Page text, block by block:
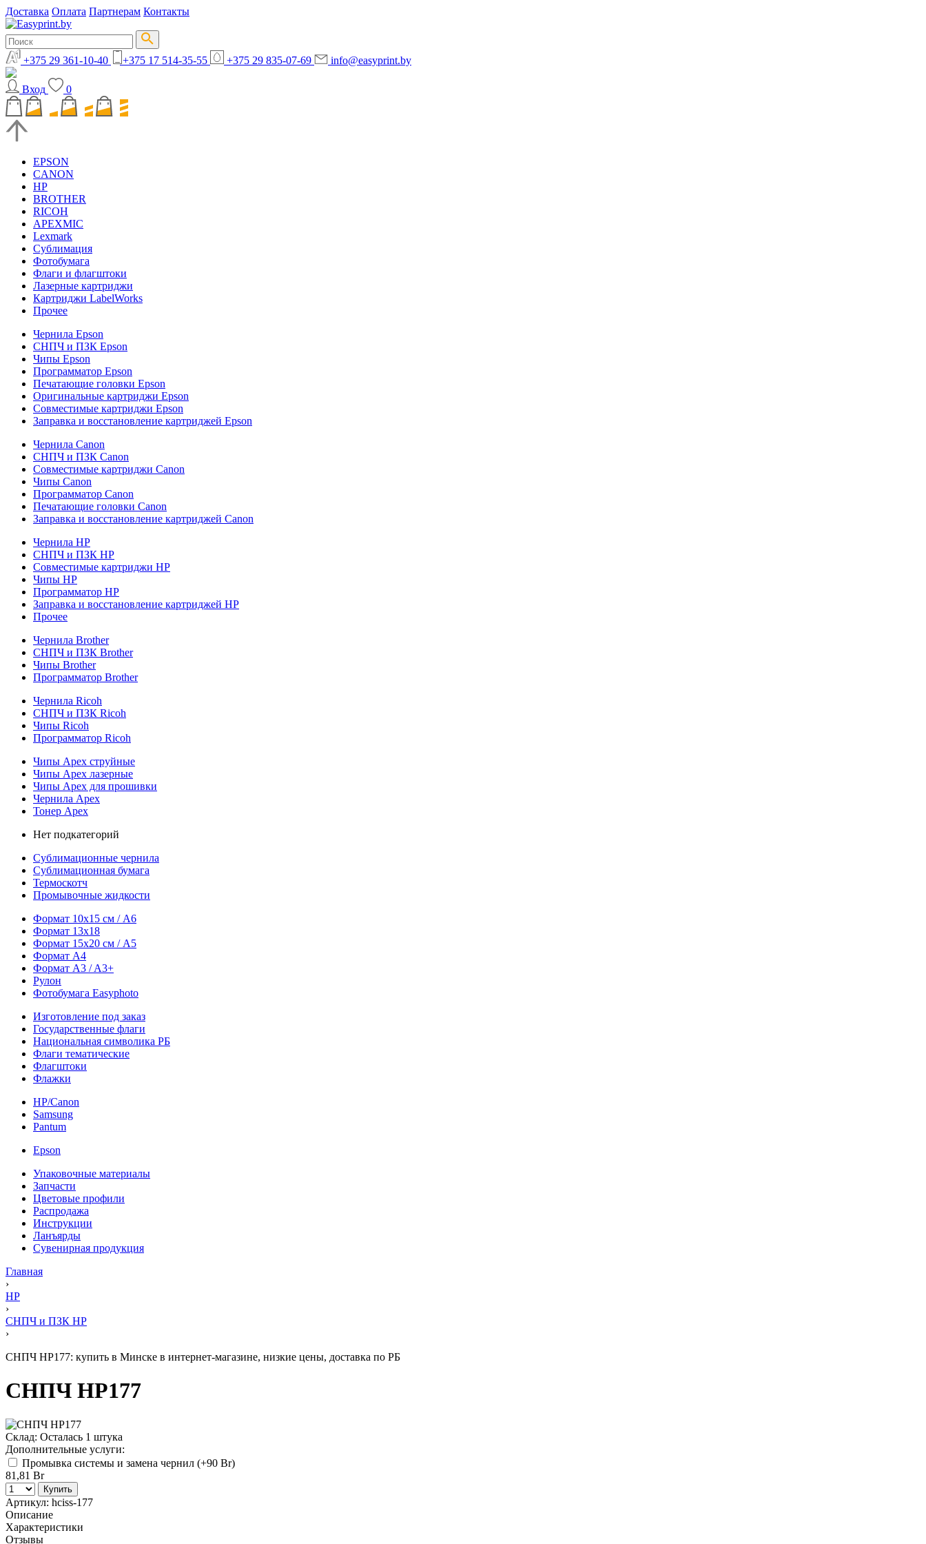
Доставка Оплата Партнерам Контакты
+375 29 361-10-40 +375 17 514-35-55 +375 29 835-07-69 info@easyprint.by
Вход 0
EPSON
CANON
HP
BROTHER
RICOH
APEXMIC
Lexmark
Сублимация
Фотобумага
Флаги и флагштоки
Лазерные картриджи
Картриджи LabelWorks
Прочее
Чернила Epson
СНПЧ и ПЗК Epson
Чипы Epson
Программатор Epson
Печатающие головки Epson
Оригинальные картриджи Epson
Совместимые картриджи Epson
Заправка и восстановление картриджей Epson
Чернила Canon
СНПЧ и ПЗК Canon
Совместимые картриджи Canon
Чипы Canon
Программатор Canon
Печатающие головки Canon
Заправка и восстановление картриджей Canon
Чернила HP
СНПЧ и ПЗК HP
Совместимые картриджи HP
Чипы HP
Программатор HP
Заправка и восстановление картриджей HP
Прочее
Чернила Brother
СНПЧ и ПЗК Brother
Чипы Brother
Программатор Brother
Чернила Ricoh
СНПЧ и ПЗК Ricoh
Чипы Ricoh
Программатор Ricoh
Чипы Apex струйные
Чипы Apex лазерные
Чипы Apex для прошивки
Чернила Apex
Тонер Apex
Нет подкатегорий
Сублимационные чернила
Сублимационная бумага
Термоскотч
Промывочные жидкости
Формат 10х15 см / A6
Формат 13х18
Формат 15х20 см / A5
Формат А4
Формат A3 / A3+
Рулон
Фотобумага Easyphoto
Изготовление под заказ
Государственные флаги
Национальная символика РБ
Флаги тематические
Флагштоки
Флажки
HP/Canon
Samsung
Pantum
Epson
Упаковочные материалы
Запчасти
Цветовые профили
Распродажа
Инструкции
Ланъярды
Сувенирная продукция
Главная
›
HP
›
СНПЧ и ПЗК HP
›
СНПЧ HP177: купить в Минске в интернет-магазине, низкие цены, доставка по РБ
СНПЧ HP177
Склад: Осталась 1 штука
Дополнительные услуги:
Промывка системы и замена чернил (+90 Br)
81,81 Br
Купить
Артикул: hciss-177
Описание
Характеристики
Отзывы